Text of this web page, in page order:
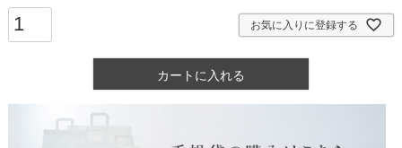
お気に入りに登録する
カートに入れる